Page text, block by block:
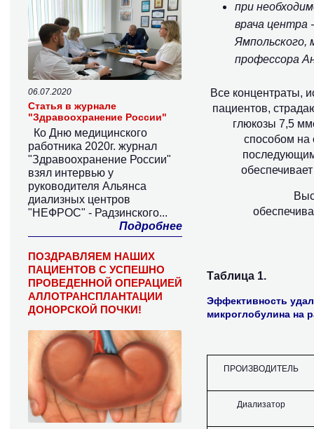
при
врача центра
Ямпольского,
профессора
Все концентраты,
пациентов,
глюкозы 7,5
способом на
Таблица 1.
Эффективность
микроглобулина на
ПРОИЗВОДИТЕЛЬ
Диализатор
06.07.2020
Статья в журнале
"Здравоохранение России"
Ко Дню медицинского
работника 2020г. журнал
"Здравоохранение России"
взял интервью у
руководителя Альянса
диализных центров
"НЕФРОС" - Радзинского...
Подробнее
ПОЗДРАВЛЯЕМ НАШИХ
ПАЦИЕНТОВ С УСПЕШНО
ПРОВЕДЕННОЙ ОПЕРАЦИЕЙ
АЛЛОТРАНСПЛАНТАЦИИ
ДОНОРСКОЙ ПОЧКИ!